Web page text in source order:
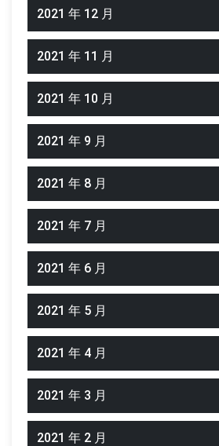
2021 年 12 月
2021 年 11 月
2021 年 10 月
2021 年 9 月
2021 年 8 月
2021 年 7 月
2021 年 6 月
2021 年 5 月
2021 年 4 月
2021 年 3 月
2021 年 2 月